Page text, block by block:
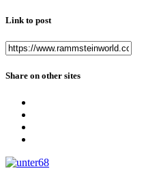
Link to post
Share on other sites